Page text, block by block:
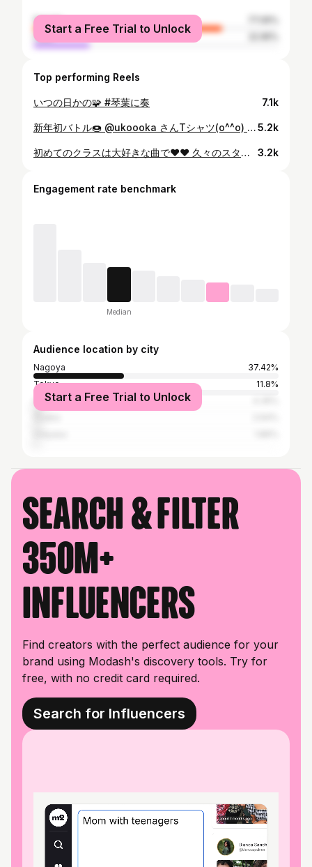
female
male
Start a Free Trial to Unlock
Top performing Reels
いつの日かの🧩 #琴葉に奏 7.1k
新年初バトル🍩 @ukoooka さんTシャツ(o^^o) @arch_bio_758 🙏 #naturalflow#dance#freestyle5.2k
初めてのクラスは大好きな曲で❤︎❤︎ 久々のスタジオだった！所々ちょっとあやしいですが笑笑 クラスでは色んなことをやります！ 是非いろんな方に受けてほしいです🤗おはなししましょっ！ 質問などありましたらコメントでもdmでも気軽にどうぞー！！！ きてくれた方ありがとうございました🙏！！ ダンスで人と繋がれることとっても幸せです 今月の、シュープのクラスは琴葉は来週のみで、その次の2週は @kanadee5.31 が代講してくれます✨ ぜひぜひお待ちしてます💙 ❤︎❤︎wed 20:30〜22:00❤︎❤︎ @the_mura_masa #muramasa #whatifigo @supremes_dance_school 3.2k
Engagement rate benchmark
Median
Audience location by city
Nagoya
37.42%
Tokyo
11.8%
Los Angeles
Start a Free Trial to Unlock
Search & filter
350M+
influencers
Find creators with the perfect audience for your
brand using Modash's discovery tools. Try for
free, with no credit card required.
Search for Influencers